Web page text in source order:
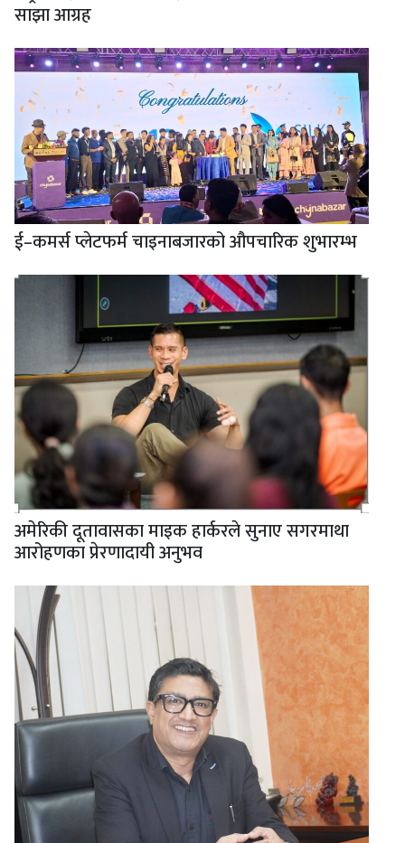
साझा आग्रह
ई–कमर्स प्लेटफर्म चाइनाबजारको औपचारिक शुभारम्भ
अमेरिकी दूतावासका माइक हार्करले सुनाए सगरमाथा
आरोहणका प्रेरणादायी अनुभव